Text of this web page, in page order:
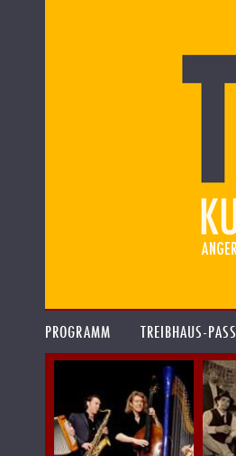
PROGRAMM TREIBHAUS-PASS